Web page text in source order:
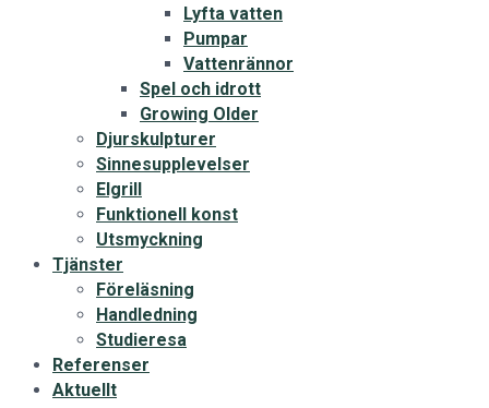
Lyfta vatten
Pumpar
Vattenrännor
Spel och idrott
Growing Older
Djurskulpturer
Sinnesupplevelser
Elgrill
Funktionell konst
Utsmyckning
Tjänster
Föreläsning
Handledning
Studieresa
Referenser
Aktuellt